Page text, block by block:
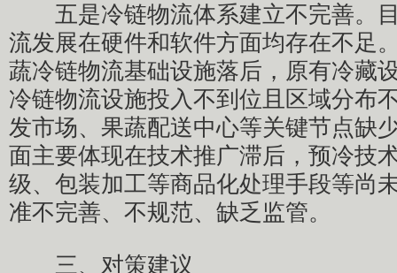
五是冷链物流体系建立不完善。
流发展在硬件和软件方面均存在不足
蔬冷链物流基础设施落后，原有冷藏
冷链物流设施投入不到位且区域分布
发市场、果蔬配送中心等关键节点缺
面主要体现在技术推广滞后，预冷技
级、包装加工等商品化处理手段等尚
准不完善、不规范、缺乏监管。
三、对策建议